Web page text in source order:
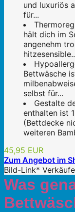
und luxuriös
für...
hält dich im
angenehm
Bettwäsche
selbst für...
Gestalte
enthalten ist
(Bettdecke
weiteren
45,95 EUR
Zum Angebot im
Bild-Link*
Was